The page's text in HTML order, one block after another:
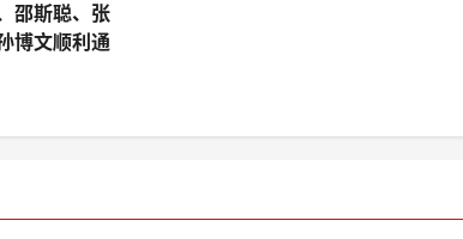
邵斯聪、张
博文顺利通